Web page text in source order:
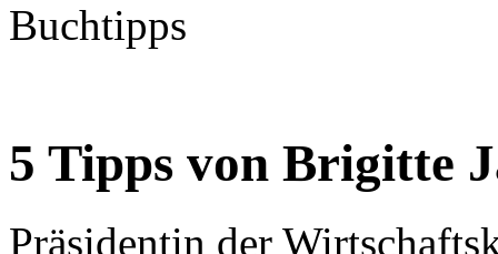
Buchtipps
5 Tipps von Brigitte
Präsidentin der